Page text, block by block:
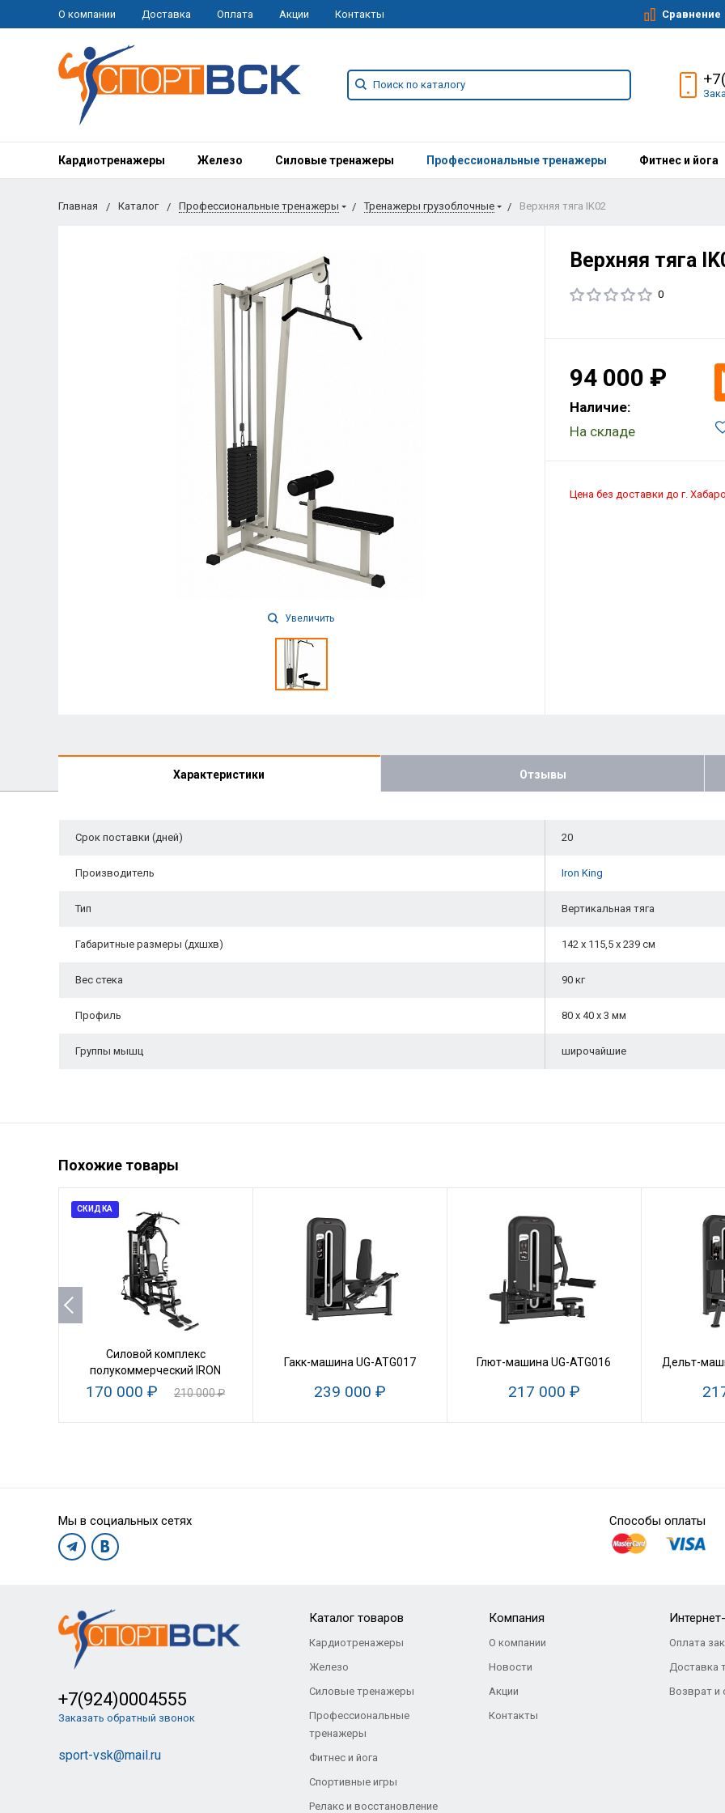
О компании Доставка Оплата Акции Контакты Сравнение
Кардиотренажеры Железо Силовые тренажеры Профессиональные тренажеры Фитнес и йога
Главная Каталог Профессиональные тренажеры Тренажеры грузоблочные Верхняя тяга IK02
Увеличить
Верхняя тяга
0
94 000 ₽
Наличие:
На складе
Цена без доставки до г.
Характеристики Отзывы
Срок поставки (дней) 20
Производитель Iron King
Тип Вертикальная тяга
Габаритные размеры (дхшхв) 142 х 115,5 х 239 см
Вес стека 90 кг
Профиль 80 х 40 х 3 мм
Группы мышц широчайшие
Похожие товары
СКИДКА
Силовой комплекс
полукоммерческий IRON
170 000 ₽ 210 000 ₽
Гакк-машина UG-ATG017
239 000 ₽
Глют-машина UG-ATG016
217 000 ₽
Дельт-
Мы в социальных сетях Способы оплаты
+7(924)0004555
Заказать обратный звонок
sport-vsk@mail.ru
Каталог товаров
Кардиотренажеры
Железо
Силовые тренажеры
Профессиональные
тренажеры
Фитнес и йога
Спортивные игры
Релакс и восстановление
Компания
О компании
Новости
Акции
Контакты
Оплата
Доставка
Возврат и